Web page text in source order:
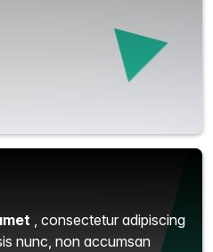
, consectetur adipiscing
nunc, non accumsan